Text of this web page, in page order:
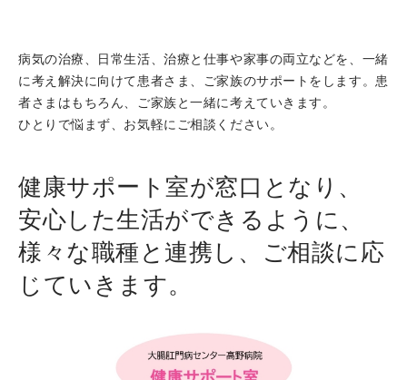
病気の治療、日常生活、治療と仕事や家事の両立などを、一緒
に考え解決に向けて患者さま、ご家族のサポートをします。患
者さまはもちろん、ご家族と一緒に考えていきます。
ひとりで悩まず、お気軽にご相談ください。
健康サポート室が窓口となり、
安心した生活ができるように、
様々な職種と連携し、ご相談に応
じていきます。